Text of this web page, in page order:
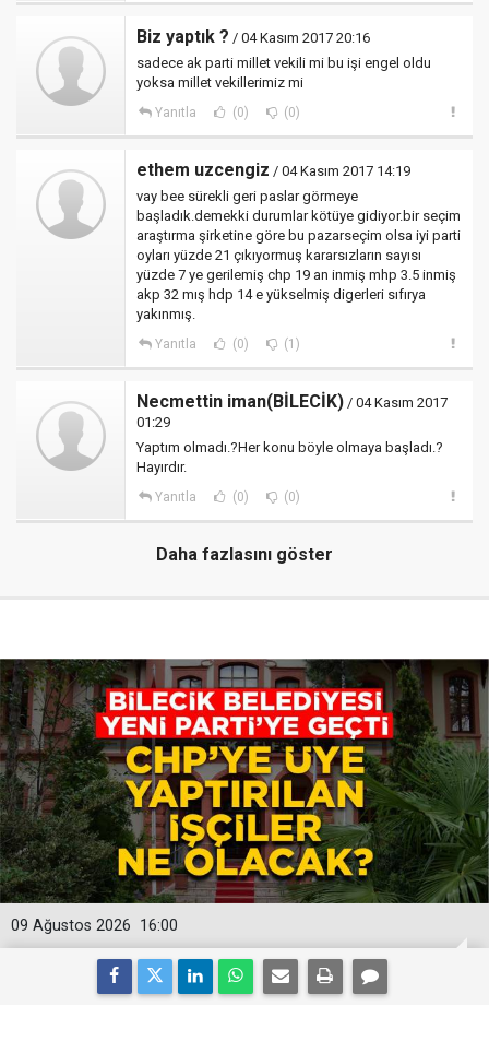
Biz yaptık ? / 04 Kasım 2017 20:16
sadece ak parti millet vekili mi bu işi engel oldu
yoksa millet vekillerimiz mi
Yanıtla (0) (0)
ethem uzcengiz / 04 Kasım 2017 14:19
vay bee sürekli geri paslar görmeye
başladık.demekki durumlar kötüye gidiyor.bir seçim
araştırma şirketine göre bu pazarseçim olsa iyi parti
oyları yüzde 21 çıkıyormuş kararsızların sayısı
yüzde 7 ye gerilemiş chp 19 an inmiş mhp 3.5 inmiş
akp 32 mış hdp 14 e yükselmiş digerleri sıfırya
yakınmış.
Yanıtla (0) (1)
Necmettin iman(BİLECİK) / 04 Kasım 2017
01:29
Yaptım olmadı.?Her konu böyle olmaya başladı.?
Hayırdır.
Yanıtla (0) (0)
Daha fazlasını göster
16:00
09 Ağustos 2026